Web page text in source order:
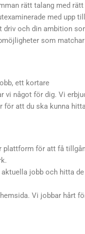
rätt talang med rätt
med upp
driv och din ambition
som
ett kortare
vi något för dig. Vi
för att du ska kunna
plattform för att få
aktuella jobb och hitta
Vi jobbar hårt